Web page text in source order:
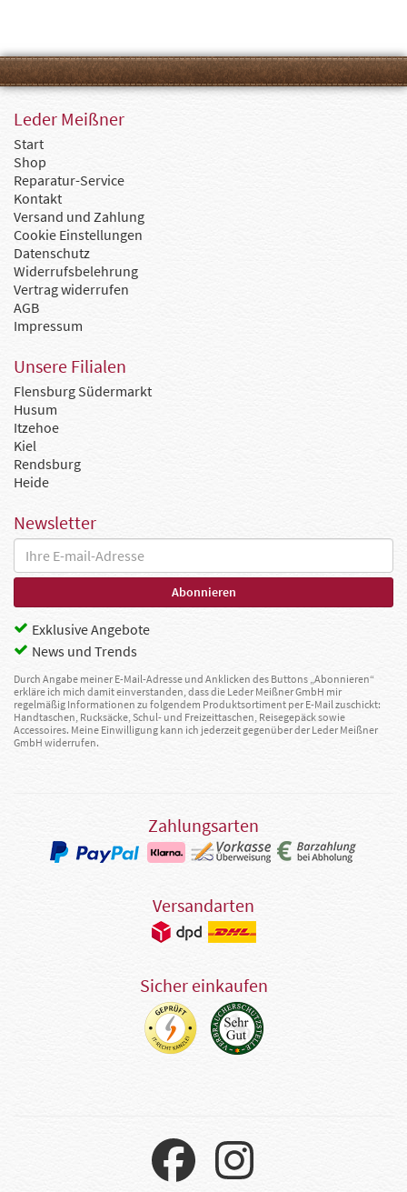
Leder Meißner
Start
Shop
Reparatur-Service
Kontakt
Versand und Zahlung
Cookie Einstellungen
Datenschutz
Widerrufsbelehrung
Vertrag widerrufen
AGB
Impressum
Unsere Filialen
Flensburg Südermarkt
Husum
Itzehoe
Kiel
Rendsburg
Heide
Newsletter
Exklusive Angebote
News und Trends
Durch Angabe meiner E-Mail-Adresse und Anklicken des Buttons „Abonnieren“
erkläre ich mich damit einverstanden, dass die Leder Meißner GmbH mir
regelmäßig Informationen zu folgendem Produktsortiment per E-Mail zuschickt:
Handtaschen, Rucksäcke, Schul- und Freizeittaschen, Reisegepäck sowie
Accessoires. Meine Einwilligung kann ich jederzeit gegenüber der Leder Meißner
GmbH widerrufen.
Zahlungsarten
Versandarten
Sicher einkaufen